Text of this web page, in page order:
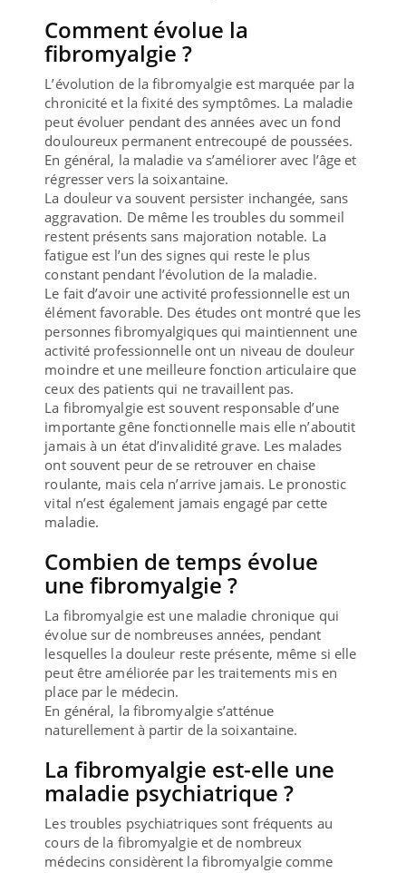
Comment évolue la
fibromyalgie ?
L’évolution de la fibromyalgie est marquée par la
chronicité et la fixité des symptômes. La maladie
peut évoluer pendant des années avec un fond
douloureux permanent entrecoupé de poussées.
En général, la maladie va s’améliorer avec l’âge et
régresser vers la soixantaine.
La douleur va souvent persister inchangée, sans
aggravation. De même les troubles du sommeil
restent présents sans majoration notable. La
fatigue est l’un des signes qui reste le plus
constant pendant l’évolution de la maladie.
Le fait d’avoir une activité professionnelle est un
élément favorable. Des études ont montré que les
personnes fibromyalgiques qui maintiennent une
activité professionnelle ont un niveau de douleur
moindre et une meilleure fonction articulaire que
ceux des patients qui ne travaillent pas.
La fibromyalgie est souvent responsable d’une
importante gêne fonctionnelle mais elle n’aboutit
jamais à un état d’invalidité grave. Les malades
ont souvent peur de se retrouver en chaise
roulante, mais cela n’arrive jamais. Le pronostic
vital n’est également jamais engagé par cette
maladie.
Combien de temps évolue
une fibromyalgie ?
La fibromyalgie est une maladie chronique qui
évolue sur de nombreuses années, pendant
lesquelles la douleur reste présente, même si elle
peut être améliorée par les traitements mis en
place par le médecin.
En général, la fibromyalgie s’atténue
naturellement à partir de la soixantaine.
La fibromyalgie est-elle une
maladie psychiatrique ?
Les troubles psychiatriques sont fréquents au
cours de la fibromyalgie et de nombreux
médecins considèrent la fibromyalgie comme